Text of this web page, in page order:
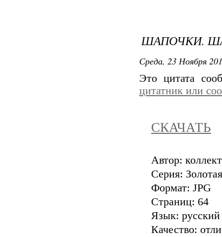
ШАПОЧКИ.
Среда, 23 Ноября
Это цитата
цитатник или
СКАЧАТЬ
Автор:
Серия:
Формат: JPG
Страниц: 64
Язык: русский
Качество: